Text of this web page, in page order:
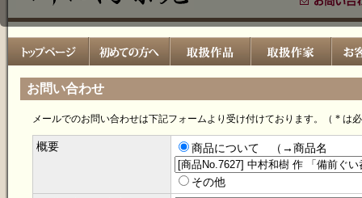
お問い合わせ
メールでのお問い合わせは下記フォームより受け付けております。（ * は
概要 商品について （→商品名
その他